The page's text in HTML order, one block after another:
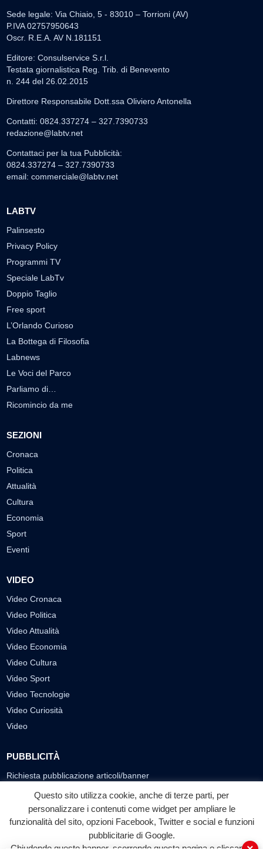
Sede legale: Via Chiaio, 5 - 83010 – Torrioni (AV)
P.IVA 02757950643
Oscr. R.E.A. AV N.181151
Editore: Consulservice S.r.l.
Testata giornalistica Reg. Trib. di Benevento
n. 244 del 26.02.2015
Direttore Responsabile Dott.ssa Oliviero Antonella
Contatti: 0824.337274 – 327.7390733
redazione@labtv.net
Contattaci per la tua Pubblicità:
0824.337274 – 327.7390733
email: commerciale@labtv.net
LABTV
Palinsesto
Privacy Policy
Programmi TV
Speciale LabTv
Doppio Taglio
Free sport
L’Orlando Curioso
La Bottega di Filosofia
Labnews
Le Voci del Parco
Parliamo di…
Ricomincio da me
SEZIONI
Cronaca
Politica
Attualità
Cultura
Economia
Sport
Eventi
VIDEO
Video Cronaca
Video Politica
Video Attualità
Video Economia
Video Cultura
Video Sport
Video Tecnologie
Video Curiosità
Video
PUBBLICITÀ
Richiesta pubblicazione articoli/banner
SEGUICI SUI SOCIAL
f
Facebook
◎ ▶
YouTube
Questo sito utilizza cookie, anche di terze parti, per
personalizzare i contenuti come widget per ampliare le
funzionalità del sito, opzioni Facebook, Twitter e social e funzioni
pubblicitarie di Google.